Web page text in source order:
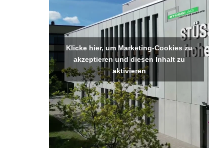
Klicke hier, um Marketing-Cookies zu
akzeptieren und diesen Inhalt zu
aktivieren